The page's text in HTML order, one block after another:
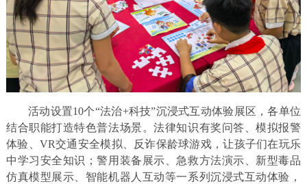
活动设置10个“法治+科技”沉浸式互动体验展区，各单位
结合职能打造特色普法场景。法律知识有奖问答、模拟报警
体验、VR交通安全模拟、反诈保龄球游戏，让孩子们在玩乐
中学习安全知识；警用装备展示、急救方法演示、新型毒品
仿真模型展示、智能机器人互动等一系列沉浸式互动体验，